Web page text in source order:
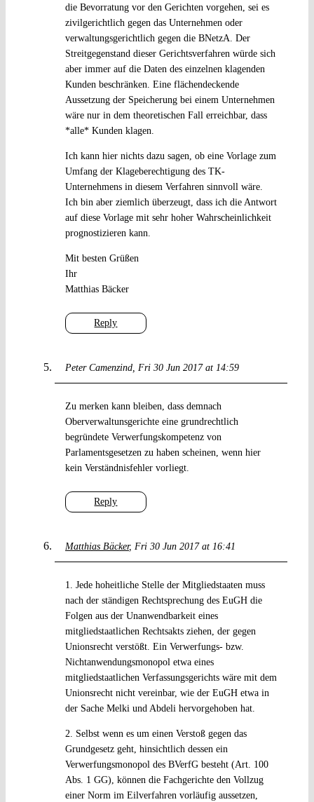
Reply
die Bevorratung vor den Gerichten vorgehen, sei es
zivilgerichtlich gegen das Unternehmen oder
verwaltungsgerichtlich gegen die BNetzA. Der
Streitgegenstand dieser Gerichtsverfahren würde sich
aber immer auf die Daten des einzelnen klagenden
Kunden beschränken. Eine flächendeckende
Aussetzung der Speicherung bei einem Unternehmen
wäre nur in dem theoretischen Fall erreichbar, dass
*alle* Kunden klagen.
Ich kann hier nichts dazu sagen, ob eine Vorlage zum
Umfang der Klageberechtigung des TK-
Unternehmens in diesem Verfahren sinnvoll wäre.
Ich bin aber ziemlich überzeugt, dass ich die Antwort
auf diese Vorlage mit sehr hoher Wahrscheinlichkeit
prognostizieren kann.
Mit besten Grüßen
Ihr
Matthias Bäcker
Peter Camenzind Fri 30 Jun 2017 at 14:59
Reply
Zu merken kann bleiben, dass demnach
Oberverwaltunsgerichte eine grundrechtlich
begründete Verwerfungskompetenz von
Parlamentsgesetzen zu haben scheinen, wenn hier
kein Verständnisfehler vorliegt.
Matthias Bäcker Fri 30 Jun 2017 at 16:41
1. Jede hoheitliche Stelle der Mitgliedstaaten muss
nach der ständigen Rechtsprechung des EuGH die
Folgen aus der Unanwendbarkeit eines
mitgliedstaatlichen Rechtsakts ziehen, der gegen
Unionsrecht verstößt. Ein Verwerfungs- bzw.
Nichtanwendungsmonopol etwa eines
mitgliedstaatlichen Verfassungsgerichts wäre mit dem
Unionsrecht nicht vereinbar, wie der EuGH etwa in
der Sache Melki und Abdeli hervorgehoben hat.
2. Selbst wenn es um einen Verstoß gegen das
Grundgesetz geht, hinsichtlich dessen ein
Verwerfungsmonopol des BVerfG besteht (Art. 100
Abs. 1 GG), können die Fachgerichte den Vollzug
einer Norm im Eilverfahren vorläufig aussetzen,